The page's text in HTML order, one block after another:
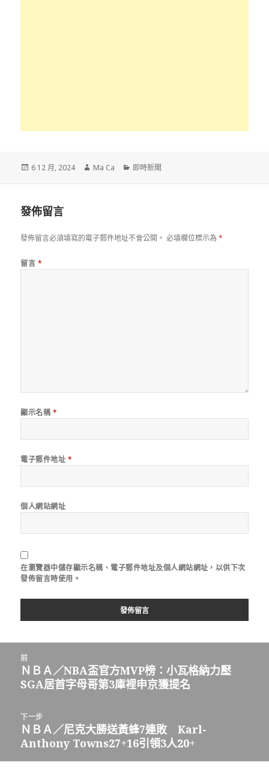
發
6 12 月, 2024
作
Ma Ca
分
即時新聞
發佈留言
發佈留言必須填寫的電子郵件地址不會公開。 必填欄位標示為*
留言 *
顯示名稱 *
電子郵件地址 *
個人網站網址
在瀏覽器中儲存顯示名稱、電子郵件地址及個人網站網址，以供下次
發佈留言時使用。
前
上
一
文
章：
ＮＢＡ／NBA盃官方MVP榜：小瓦格納力壓
SGA居首字母哥第3庫裡申京獲提名
下一步
下
一
篇
ＮＢＡ／尼克大勝送黃蜂7連敗 Karl-
Anthony Towns27+16引領3人20+